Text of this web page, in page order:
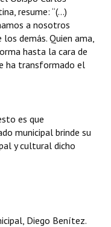
resume: “(…)
a nosotros
demás. Quien ama,
hasta la cara de
ha transformado el
es que
municipal brinde su
y cultural dicho
Diego Benítez.